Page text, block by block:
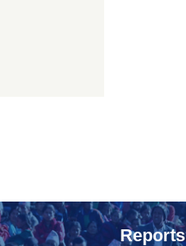
Reports